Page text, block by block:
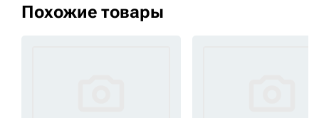
Похожие товары